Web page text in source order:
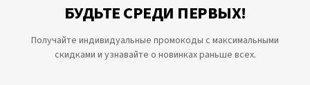
БУДЬТЕ СРЕДИ ПЕРВЫХ!
Получайте индивидуальные промокоды с максимальными
скидками и узнавайте о новинках раньше всех.